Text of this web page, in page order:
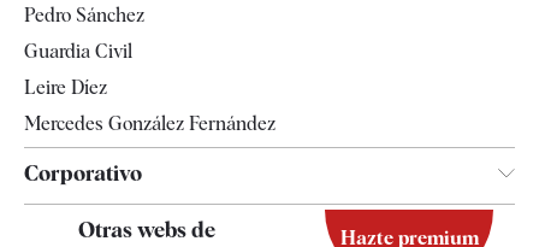
Pedro Sánchez
Guardia Civil
Leire Díez
Mercedes González Fernández
Corporativo
Contacto
Otras webs de Hazte premium